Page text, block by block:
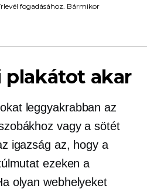
fogadásához. Bármikor
plakátot akar
leggyakrabban az
vagy a sötét
igazság az, hogy a
ezeken a
olyan webhelyeket